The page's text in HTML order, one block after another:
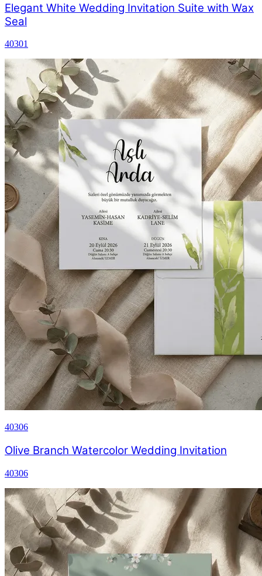
Elegant White Wedding Invitation Suite with Wax
Seal
40301
40306
Olive Branch Watercolor Wedding Invitation
40306